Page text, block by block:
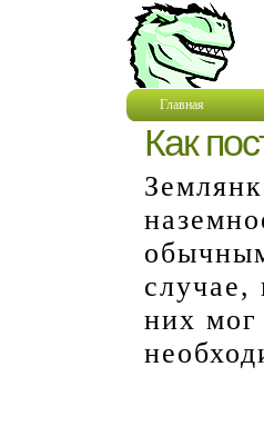
Главная
Как
случае,
них мог